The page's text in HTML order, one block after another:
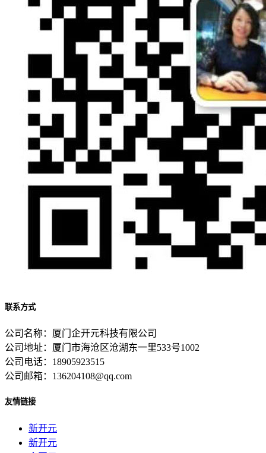
联系方式
公司名称：厦门企开元科技有限公司
公司地址：厦门市海沧区沧湖东一里533号1002
公司电话：18905923515
公司邮箱：136204108@qq.com
友情链接
新开元
新开元